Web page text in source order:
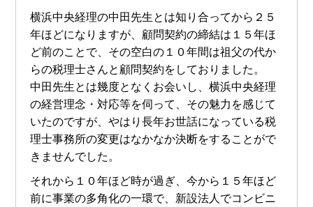
横浜中央経理の中田先生とは知り合ってから２５
年ほどになりますが、顧問契約の締結は１５年ほ
ど前のことで、その空白の１０年間は祖父の代か
らの税理士さんと顧問契約をしておりました。
中田先生とは幾度となくお会いし、横浜中央経理
の経営理念・対応等を伺って、その魅力を感じて
いたのですが、やはり長年お世話になっている税
理士事務所の変更はなかなか決断をすることがで
きませんでした。
それから１０年ほど時が過ぎ、今から１５年ほど
前に事業の多角化の一環で、新設法人でコンビニ